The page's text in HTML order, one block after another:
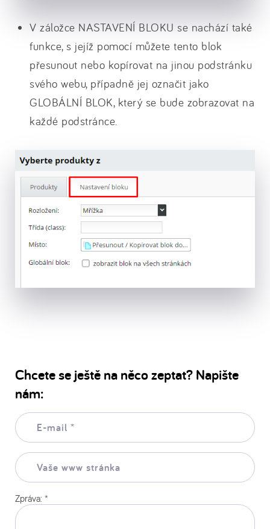
V záložce NASTAVENÍ BLOKU se nachází také
funkce, s jejíž pomocí můžete tento blok
přesunout nebo kopírovat na jinou podstránku
svého webu, případně jej označit jako
GLOBÁLNÍ BLOK, který se bude zobrazovat na
každé podstránce.
Chcete se ještě na něco zeptat? Napište
nám:
E-
mail:
Vaše
www
stránka:
Zpráva: *